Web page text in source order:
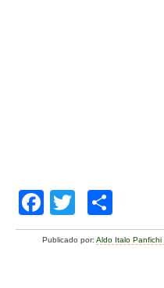
F
a
wi
tt
o
m
Publicado por:Aldo Italo Panfichi